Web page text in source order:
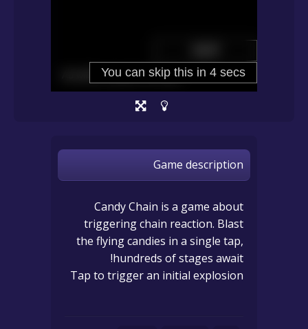
Game description
Candy Chain is a game about
triggering chain reaction. Blast
the flying candies in a single tap,
hundreds of stages await!
Tap to trigger an initial explosion